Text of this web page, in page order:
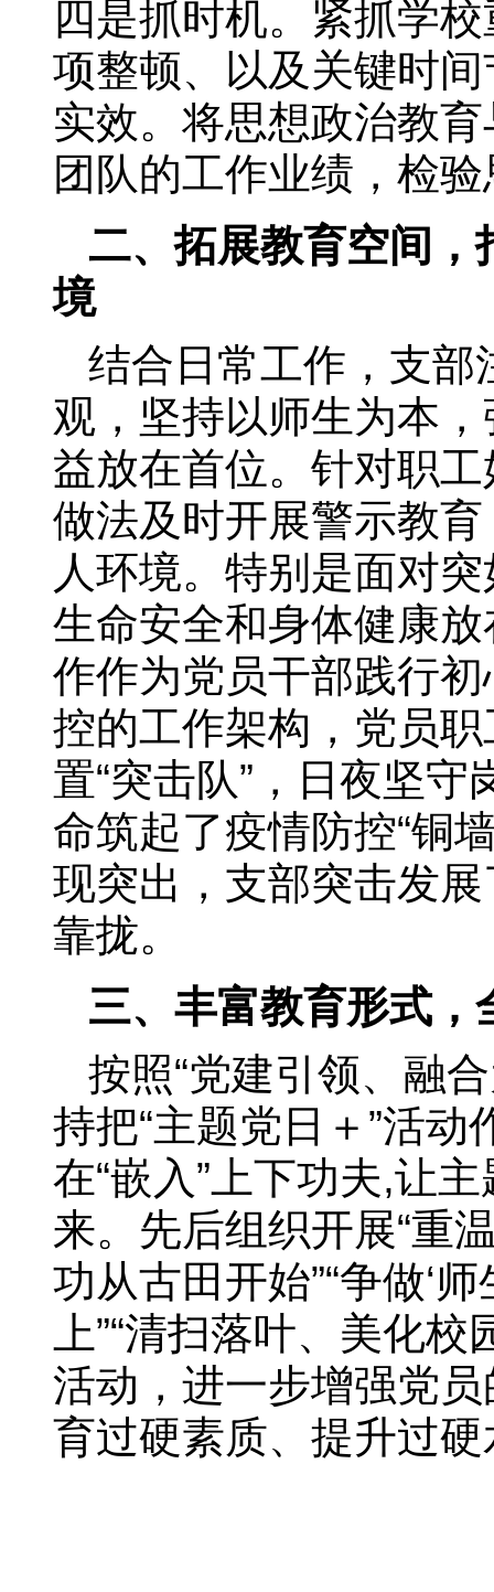
四是抓时机。紧抓学
项整顿、以及关键时
实效。将思想政治教
团队的工作业绩，检
二、拓展教育空间，
境
结合日常工作，支部
观，坚持以师生为本
益放在首位。针对职
做法及时开展警示教育
人环境。特别是面对
生命安全和身体健康
作作为党员干部践行
控的工作架构，党员
置“突击队”，日夜坚
命筑起了疫情防控“铜
现突出，支部突击发
靠拢。
三、丰富教育形式，
按照“党建引领、融
持把“主题党日＋”活动
在“嵌入”上下功夫,让
来。先后组织开展“重
功从古田开始”“争做‘
上”“清扫落叶、美化
活动，进一步增强党
育过硬素质、提升过